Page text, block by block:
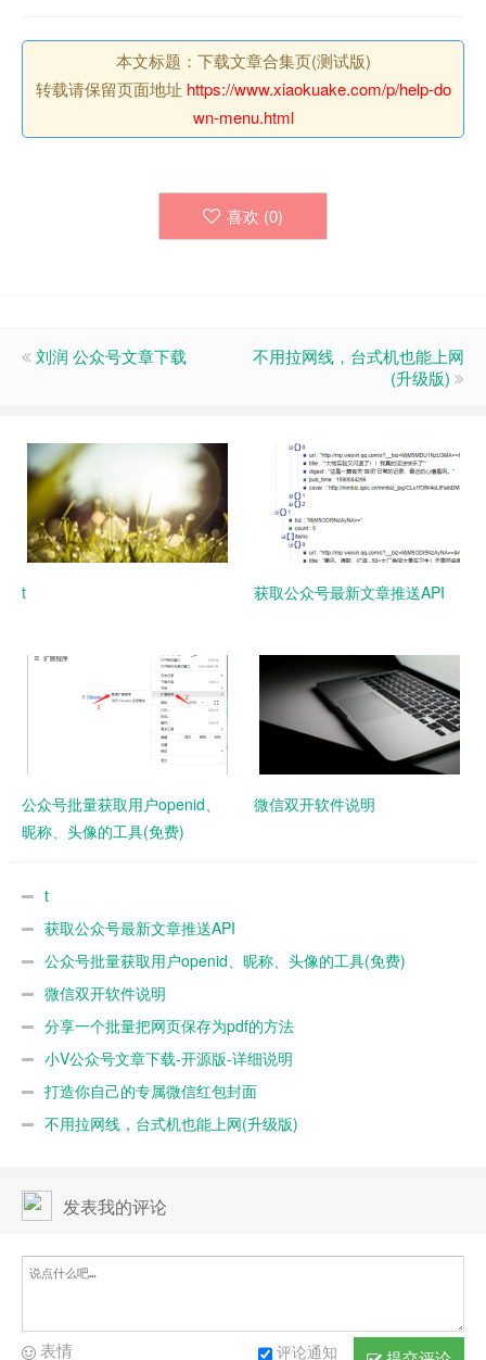
本文标题：下载文章合集页(测试版)
转载请保留页面地址 https://www.xiaokuake.com/p/help-do
wn-menu.html
喜欢 (0)
刘润 公众号文章下载
不用拉网线，台式机也能上网
(升级版)
t 获取公众号最新文章推送API
公众号批量获取用户openid、
昵称、头像的工具(免费)
微信双开软件说明
t
获取公众号最新文章推送API
公众号批量获取用户openid、昵称、头像的工具(免费)
微信双开软件说明
分享一个批量把网页保存为pdf的方法
小V公众号文章下载-开源版-详细说明
打造你自己的专属微信红包封面
不用拉网线，台式机也能上网(升级版)
发表我的评论
评论通知
表情